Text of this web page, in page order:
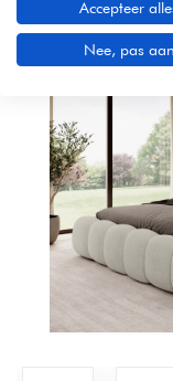
Accepteer
Nee, pas aan